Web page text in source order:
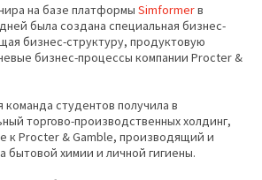
на базе платформы Simformerв
была создана специальная бизнес-
бизнес-структуру, продуктовую
бизнес-процессы компании Procter &
команда студентов получила в
торгово-производственных холдинг,
к Procter & Gamble, производящий и
химии и личной гигиены.